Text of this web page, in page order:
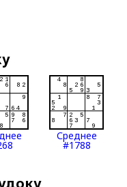
Среднее
#1788